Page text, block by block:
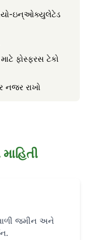
ઇન્ઓક્યુલેટેડ
ફોસ્ફરસ ટેકો
નજર રાખો
જમીન અને